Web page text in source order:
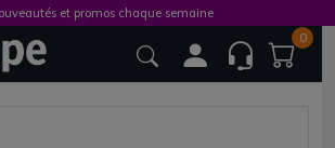
0
et promos chaque semaine